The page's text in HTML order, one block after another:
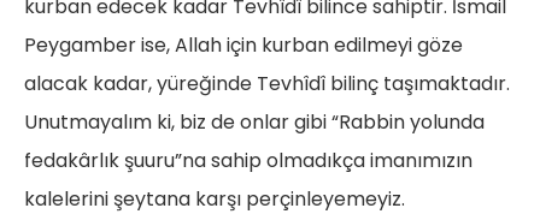
kurban edecek kadar Tevhîdî bilince sahiptir. İsmail
Peygamber ise, Allah için kurban edilmeyi göze
alacak kadar, yüreğinde Tevhîdî bilinç taşımaktadır.
Unutmayalım ki, biz de onlar gibi “Rabbin yolunda
fedakârlık şuuru”na sahip olmadıkça imanımızın
kalelerini şeytana karşı perçinleyemeyiz.